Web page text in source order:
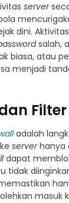
server
dini.
salah,
biasa, atau
menjadi
adalah
serverhanya
dapat
tidak
masuk